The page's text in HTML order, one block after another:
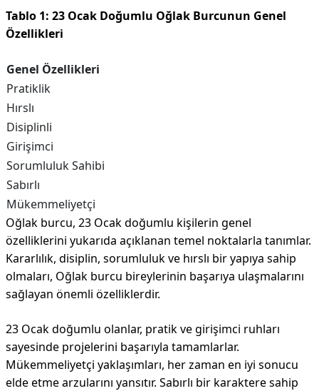
Tablo 1: 23 Ocak Doğumlu Oğlak Burcunun Genel
Özellikleri
Genel Özellikleri
Pratiklik
Hırslı
Disiplinli
Girişimci
Sorumluluk Sahibi
Sabırlı
Mükemmeliyetçi
Oğlak burcu, 23 Ocak doğumlu kişilerin genel
özelliklerini yukarıda açıklanan temel noktalarla tanımlar.
Kararlılık, disiplin, sorumluluk ve hırslı bir yapıya sahip
olmaları, Oğlak burcu bireylerinin başarıya ulaşmalarını
sağlayan önemli özelliklerdir.
23 Ocak doğumlu olanlar, pratik ve girişimci ruhları
sayesinde projelerini başarıyla tamamlarlar.
Mükemmeliyetçi yaklaşımları, her zaman en iyi sonucu
elde etme arzularını yansıtır. Sabırlı bir karaktere sahip